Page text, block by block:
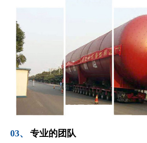
03、 专业的团队